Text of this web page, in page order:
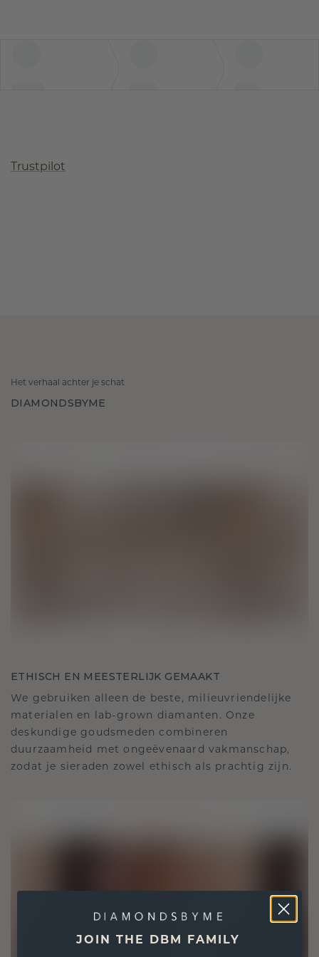
Trustpilot
Het verhaal achter je schat
DIAMONDSBYME
ETHISCH EN MEESTERLIJK GEMAAKT
We gebruiken alleen de beste, milieuvriendelijke
materialen en lab-grown diamanten. Onze
deskundige goudsmeden combineren
duurzaamheid met ongeëvenaard vakmanschap,
zodat je sieraden zowel ethisch als prachtig zijn.
JOIN THE DBM FAMILY